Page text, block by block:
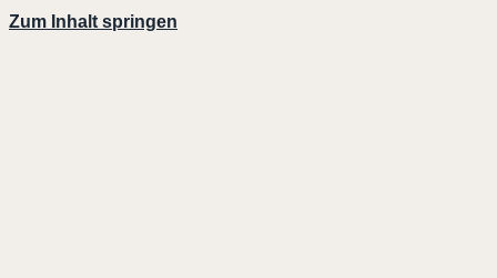
Zum Inhalt springen